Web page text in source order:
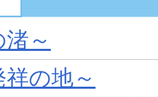
～
の地～